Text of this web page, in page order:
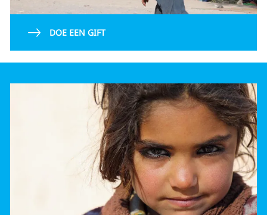
DOE EEN GIFT